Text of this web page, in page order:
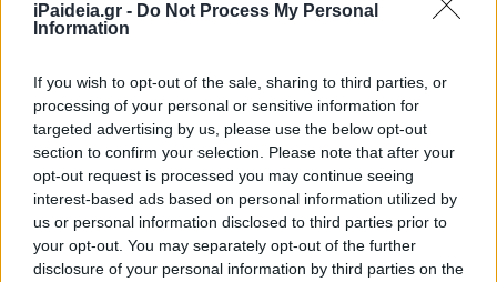
iPaideia.gr - Do Not Process My Personal
Information
If you wish to opt-out of the sale, sharing to third parties, or
processing of your personal or sensitive information for
targeted advertising by us, please use the below opt-out
section to confirm your selection. Please note that after your
opt-out request is processed you may continue seeing
interest-based ads based on personal information utilized by
us or personal information disclosed to third parties prior to
your opt-out. You may separately opt-out of the further
disclosure of your personal information by third parties on the